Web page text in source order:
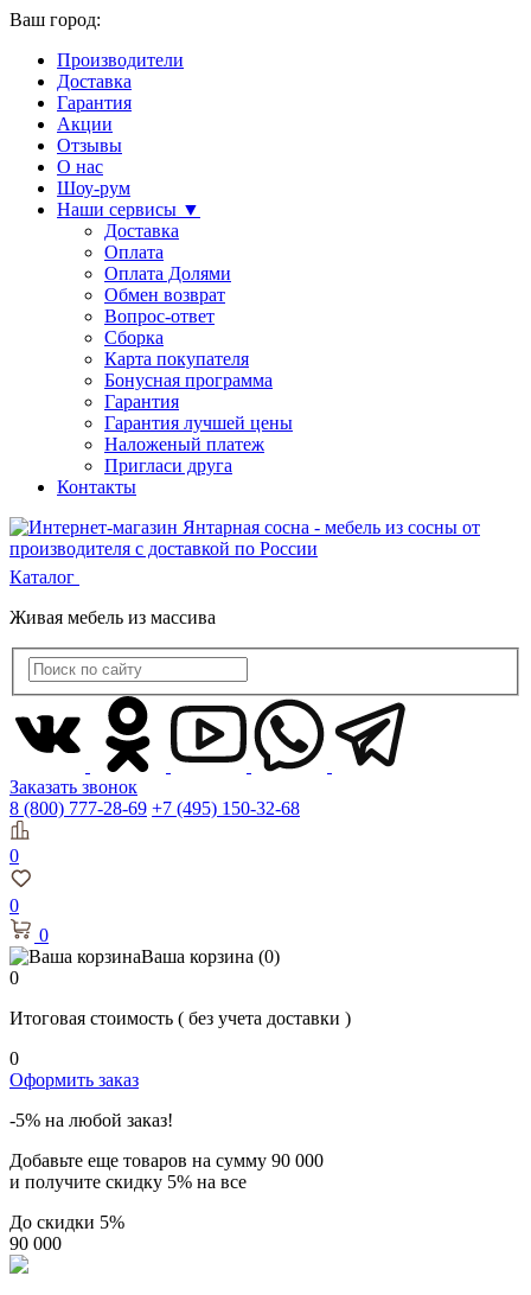
Ваш город:
Производители
Доставка
Гарантия
Акции
Отзывы
О нас
Шоу-рум
Наши сервисы ▼
Доставка
Оплата
Оплата Долями
Обмен возврат
Вопрос-ответ
Сборка
Карта покупателя
Бонусная программа
Гарантия
Гарантия лучшей цены
Наложеный платеж
Пригласи друга
Контакты
Каталог
Живая мебель из массива
Заказать звонок
8 (800) 777-28-69 +7 (495) 150-32-68
0
0
0
Ваша корзина (0)
0
Итоговая стоимость ( без учета доставки )
0
Оформить заказ
-5% на любой заказ!
Добавьте еще товаров на сумму 90 000
и получите скидку 5% на все
До скидки 5%
90 000